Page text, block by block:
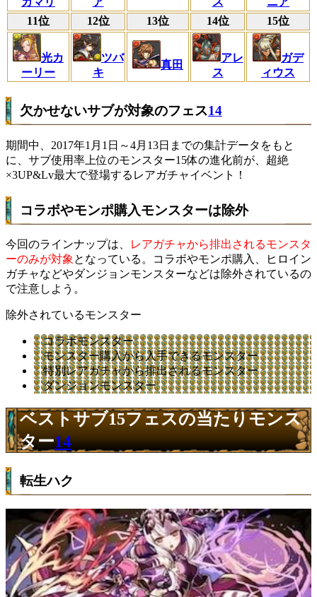
11位
12位 13位 14位 15位
光カ
ーリー
ツバ
キ
真田
アレ
ス
ガデ
ィウス
欠かせないサブが対象のフェス14
期間中、2017年1月1日～4月13日までの集計データをもと
に、サブ使用率上位のモンスター15体の進化前が、超絶
×3UP&Lv最大で登場するレアガチャイベント！
コラボやモンポ購入モンスターは除外
今回のラインナップは、
レアガチャから排出されるモンスタ
ーのみが対象 となっている。コラボやモンポ購入、ヒロイン
ガチャなどやダンジョンモンスターなどは除外されているの
で注意しよう。
除外されているモンスター
コラボモンスター
モンスター購入から入手できるモンスター
特別レアガチャから排出されるモンスター
ダンジョンモンスター
ベストサブ15フェスの当たりモンス
ター14
転生ハク